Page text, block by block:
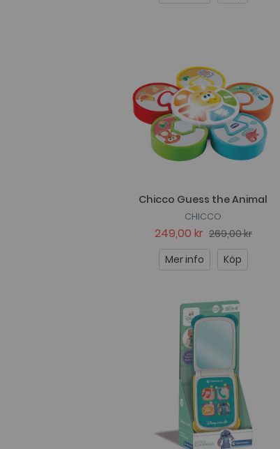
Chicco Guess the Animal
CHICCO
249,00 kr 269,00 kr
Mer info
Köp